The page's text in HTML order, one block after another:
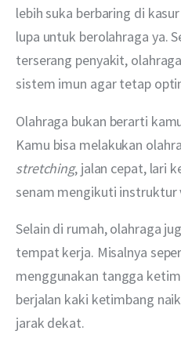
lebih suka berbaring di
lupa untuk berolahraga ya.
terserang penyakit,
sistem imun agar tetap
Olahraga bukan berarti
Kamu bisa melakukan
stretching, jalan cepat, lari
senam mengikuti instruktur
Selain di rumah, olahraga
tempat kerja. Misalnya
menggunakan tangga
berjalan kaki ketimbang
jarak dekat.